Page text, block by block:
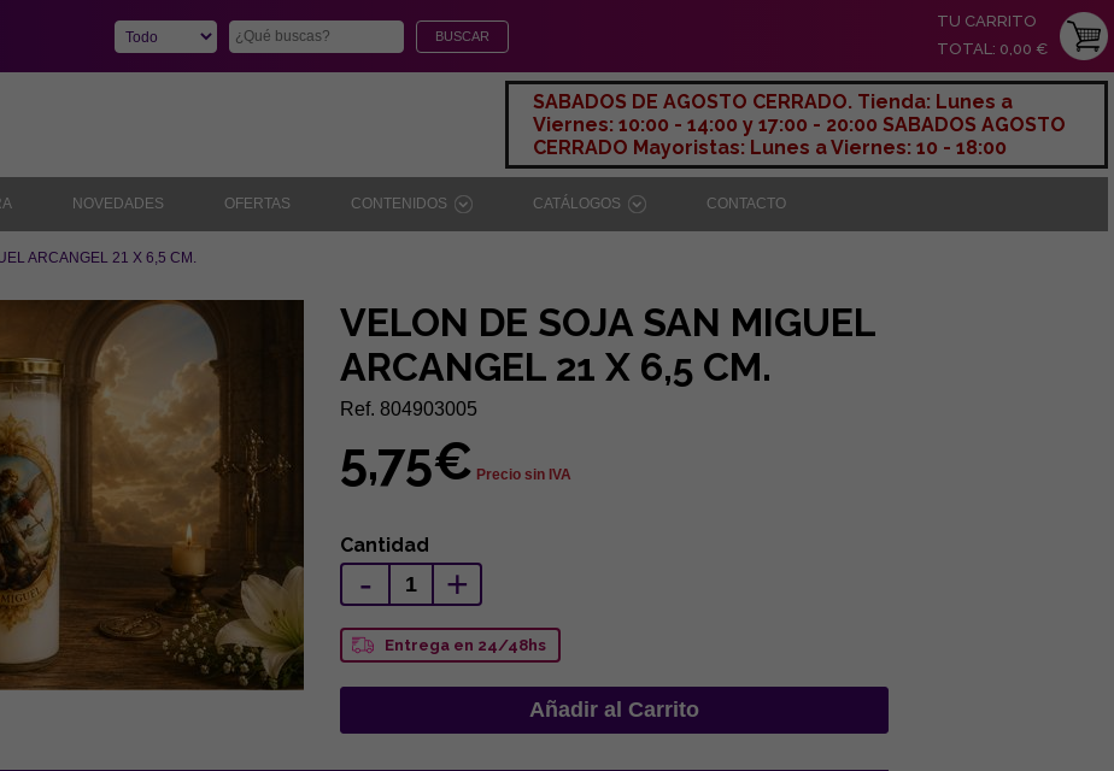
TU CARRITO
TOTAL: 0,00 €
SABADOS DE AGOSTO CERRADO. Tienda: Lunes a
Viernes: 10:00 - 14:00 y 17:00 - 20:00 SABADOS AGOSTO
CERRADO Mayoristas: Lunes a Viernes: 10 - 18:00
NOVEDADES OFERTAS CONTENIDOS CATÁLOGOS CONTACTO
ARCANGEL 21 X 6,5 CM.
VELON DE SOJA SAN MIGUEL
ARCANGEL 21 X 6,5 CM.
Ref. 804903005
5,75€ Precio sin IVA
Cantidad
- +
Entrega en 24/48hs